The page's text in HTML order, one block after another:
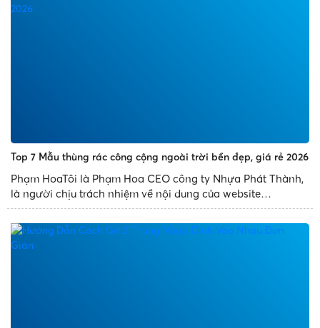
Top 7 Mẫu thùng rác công cộng ngoài trời bền đẹp, giá rẻ 2026
Phạm HoaTôi là Phạm Hoa CEO công ty Nhựa Phát Thành,
là người chịu trách nhiệm về nội dung của website
nhuaphatthanh.com. Sở thích nghiên cứu Digital Marketing,
website, và niềm đam mê lớn nhất của tôi là kinh doanh.